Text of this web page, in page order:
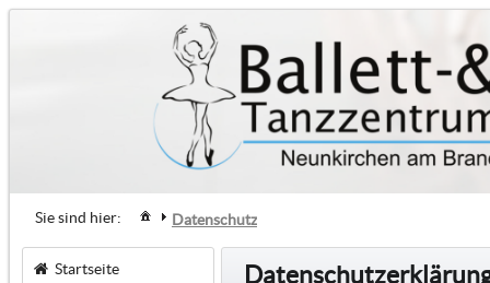
Sie sind hier: Datenschutz
Startseite